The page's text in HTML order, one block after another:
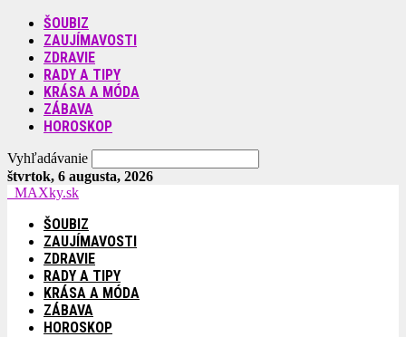
ŠOUBIZ
ZAUJÍMAVOSTI
ZDRAVIE
RADY A TIPY
KRÁSA A MÓDA
ZÁBAVA
HOROSKOP
Vyhľadávanie
štvrtok, 6 augusta, 2026
MAXky.sk
ŠOUBIZ
ZAUJÍMAVOSTI
ZDRAVIE
RADY A TIPY
KRÁSA A MÓDA
ZÁBAVA
HOROSKOP